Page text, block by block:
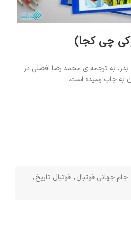
چی کجا)
بدر، به ترجمه ی محمد رضا افضلی در
, جام جهانی فوتبال, فوتبال تاریخ,